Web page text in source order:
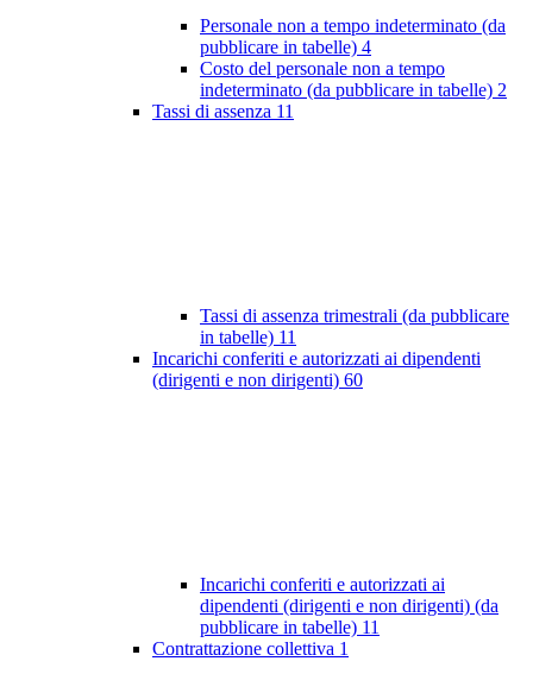
Personale non a tempo indeterminato (da
pubblicare in tabelle) 4
Costo del personale non a tempo
indeterminato (da pubblicare in tabelle) 2
Tassi di assenza 11
Tassi di assenza trimestrali (da pubblicare
in tabelle) 11
Incarichi conferiti e autorizzati ai dipendenti
(dirigenti e non dirigenti) 60
Incarichi conferiti e autorizzati ai
dipendenti (dirigenti e non dirigenti) (da
pubblicare in tabelle) 11
Contrattazione collettiva 1